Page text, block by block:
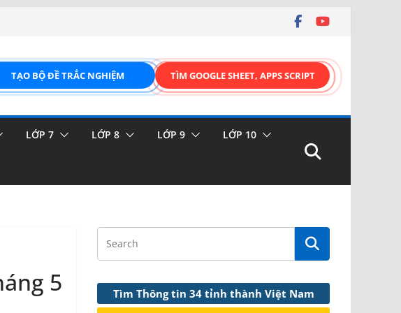
TẠO BỘ ĐỀ TRẮC NGHIỆM TÌM GOOGLE SHEET, APPS SCRIPT
LỚP 7 LỚP 8 LỚP 9 LỚP 10
5
Tìm Thông tin 34 tỉnh thành Việt Nam